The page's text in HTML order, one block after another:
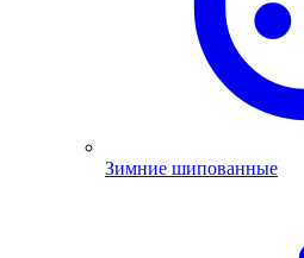
Зимние шипованные